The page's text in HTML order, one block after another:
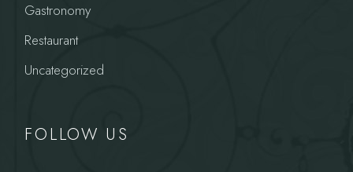
Gastronomy
Restaurant
Uncategorized
FOLLOW US